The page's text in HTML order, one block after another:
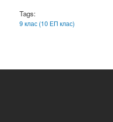
Tags:
9 клас (10 ЕП клас)